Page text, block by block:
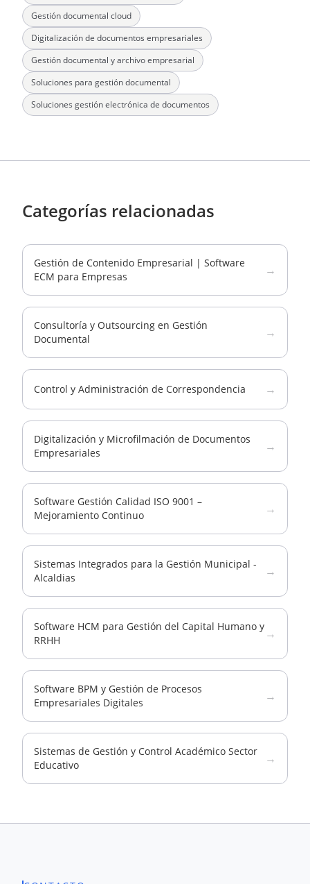
Gestión documental cloud
Digitalización de documentos empresariales
Gestión documental y archivo empresarial
Soluciones para gestión documental
Soluciones gestión electrónica de documentos
Categorías relacionadas
Gestión de Contenido Empresarial | Software
ECM para Empresas
→
Consultoría y Outsourcing en Gestión
Documental
→
Control y Administración de Correspondencia →
Digitalización y Microfilmación de Documentos
Empresariales
→
Software Gestión Calidad ISO 9001 –
Mejoramiento Continuo
→
Sistemas Integrados para la Gestión Municipal -
Alcaldias
→
Software HCM para Gestión del Capital Humano y
RRHH
→
Software BPM y Gestión de Procesos
Empresariales Digitales
→
Sistemas de Gestión y Control Académico Sector
Educativo
→